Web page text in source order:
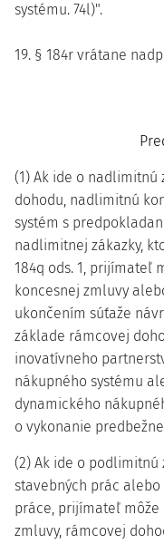
systému. 74l)".
19. § 184r vrátane
(1) Ak ide o
dohodu, nadlimitnú
systém s
nadlimitnej zákazky,
184q ods. 1, prijímateľ
koncesnej zmluvy
ukončením súťaže
základe rámcovej
inovatívneho
nákupného systému
dynamického
o vykonanie
(2) Ak ide o podlimitnú
stavebných prác
práce, prijímateľ môže
zmluvy, rámcovej